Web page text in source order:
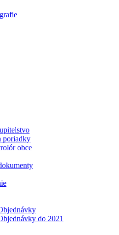
poriadky
obce
do 2021